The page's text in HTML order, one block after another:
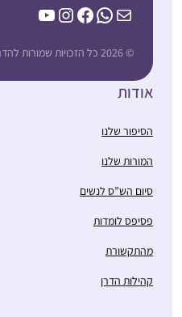
Mail
WhatsApp
Facebook
Instagram
YouTube
© 2026 כל הזכויות שמורות להדרן
אודות
הסיפור שלנו
המורות שלנו
סיום הש”ס לנשים
פסיפס לומדות
מהתקשורת
קהילות הדרן